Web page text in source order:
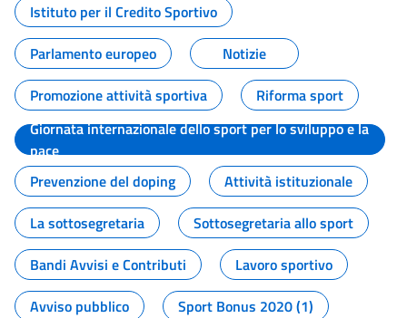
Istituto per il Credito Sportivo
Parlamento europeo
Notizie
Promozione attività sportiva
Riforma sport
Giornata internazionale dello sport per lo sviluppo e la
pace
Prevenzione del doping
Attività istituzionale
La sottosegretaria
Sottosegretaria allo sport
Bandi Avvisi e Contributi
Lavoro sportivo
Avviso pubblico
Sport Bonus 2020 (1)